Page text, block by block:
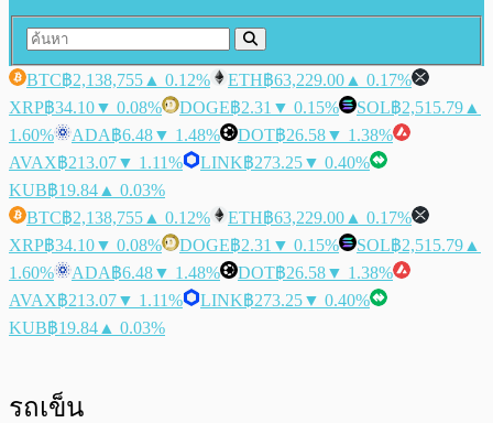
BTC฿2,138,755 ▲ 0.12% ETH฿63,229.00 ▲ 0.17%
XRP฿34.10▼ 0.08% DOGE฿2.31 ▼ 0.15% SOL฿2,515.79 ▲
1.60%
ADA฿6.48▼ 1.48% DOT฿26.58▼ 1.38%
AVAX฿213.07▼ 1.11% LINK฿273.25▼ 0.40%
KUB฿19.84 ▲ 0.03%
BTC฿2,138,755 ▲ 0.12% ETH฿63,229.00 ▲ 0.17%
XRP฿34.10▼ 0.08% DOGE฿2.31 ▼ 0.15% SOL฿2,515.79 ▲
1.60%
ADA฿6.48▼ 1.48% DOT฿26.58▼ 1.38%
AVAX฿213.07▼ 1.11% LINK฿273.25▼ 0.40%
KUB฿19.84 ▲ 0.03%
รถเข็น